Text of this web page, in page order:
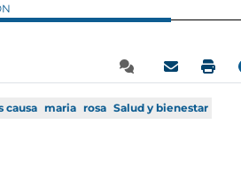
causa maria rosa Salud y bienestar